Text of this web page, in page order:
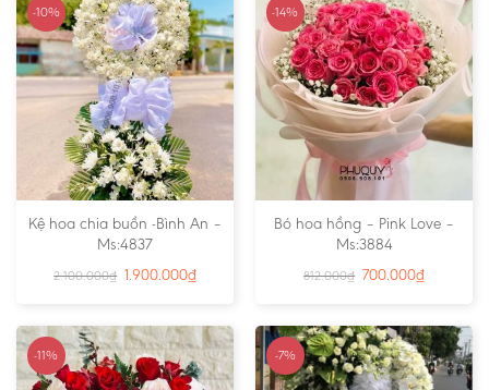
-10%
Kệ hoa chia buồn -Bình An –
Ms:4837
2.100.000₫ 1.900.000₫
-14%
Bó hoa hồng – Pink Love –
Ms:3884
812.000₫ 700.000₫
-11% -7%